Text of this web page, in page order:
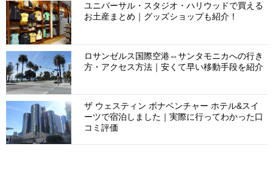
ユニバーサル・スタジオ・ハリウッドで買える
お土産まとめ｜グッズショップも紹介！
ロサンゼルス国際空港⇔サンタモニカへの行き
方・アクセス方法｜安くて早い移動手段を紹介
ザ ウェスティン ボナベンチャー ホテル&スイ
ーツで宿泊しました｜実際に行ってわかった口
コミ評価